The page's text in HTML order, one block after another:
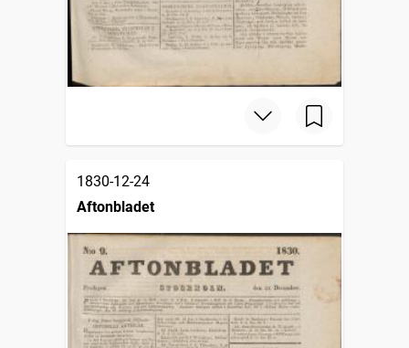
1830-12-24
Aftonbladet